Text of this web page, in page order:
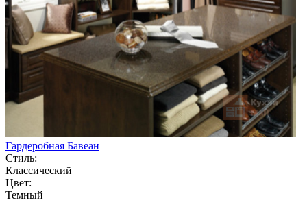
Гардеробная Бавеан
Стиль:
Классический
Цвет:
Темный